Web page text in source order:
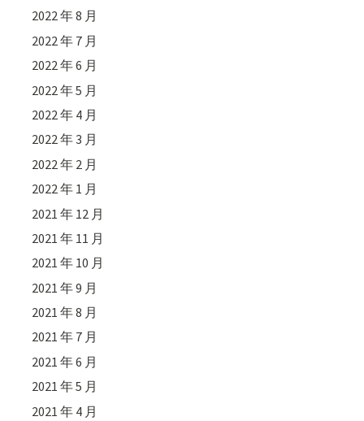
2022 年 8 月
2022 年 7 月
2022 年 6 月
2022 年 5 月
2022 年 4 月
2022 年 3 月
2022 年 2 月
2022 年 1 月
2021 年 12 月
2021 年 11 月
2021 年 10 月
2021 年 9 月
2021 年 8 月
2021 年 7 月
2021 年 6 月
2021 年 5 月
2021 年 4 月